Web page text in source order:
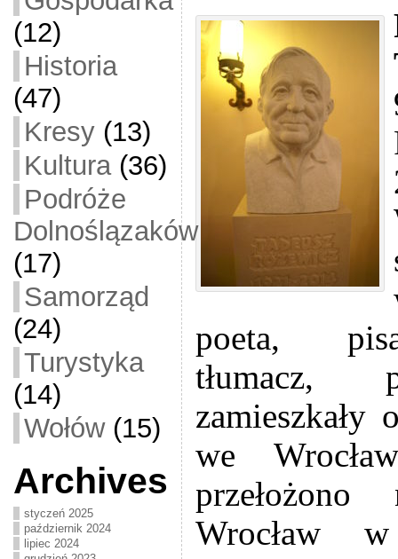
(12)
Historia
(47)
Kresy(13)
Kultura(36)
Podróże
Dolnoślązaków
(17)
Samorząd
(24)
Turystyka
(14)
Wołów(15)
Archives
styczeń 2025
październik 2024
lipiec 2024
poeta,
tłumacz,
we
Wrocław